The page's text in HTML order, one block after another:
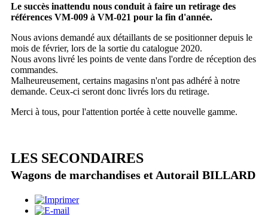
Le succès inattendu nous conduit à faire un retirage des
références VM-009 à VM-021 pour la fin d'année.
Nous avions demandé aux détaillants de se positionner depuis le
mois de février, lors de la sortie du catalogue 2020.
Nous avons livré les points de vente dans l'ordre de réception des
commandes.
Malheureusement, certains magasins n'ont pas adhéré à notre
demande. Ceux-ci seront donc livrés lors du retirage.
Merci à tous, pour l'attention portée à cette nouvelle gamme.
LES SECONDAIRES
Wagons de marchandises et Autorail BILLARD